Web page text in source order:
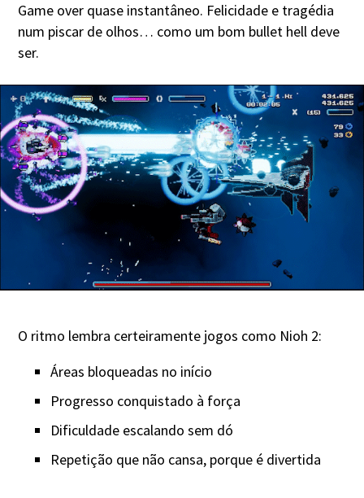
Game over quase instantâneo. Felicidade e tragédia
num piscar de olhos… como um bom bullet hell deve
ser.
O ritmo lembra certeiramente jogos como Nioh 2:
Áreas bloqueadas no início
Progresso conquistado à força
Dificuldade escalando sem dó
Repetição que não cansa, porque é divertida